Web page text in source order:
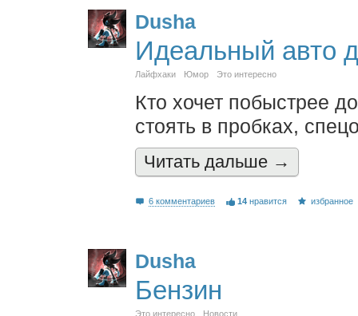
Dusha
Идеальный авто
Лайфхаки Юмор Это интересно
Кто хочет побыстрее
стоять в пробках,
Читать дальшe →
6 комментариев 14 нравится избранное
Dusha
Бензин
Это интересно Новости